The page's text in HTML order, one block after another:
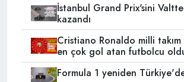
İstanbul Grand Prix'sini
kazandı
Cristiano Ronaldo milli takım
en çok gol atan futbolcu
Formula 1 yeniden